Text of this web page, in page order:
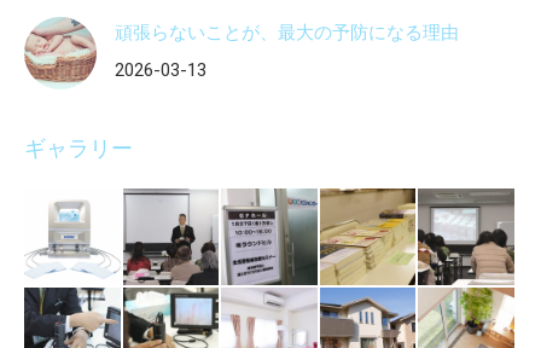
頑張らないことが、最大の予防になる理由
2026-03-13
ギャラリー